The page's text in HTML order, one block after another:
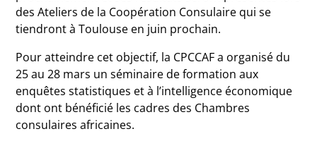
des Ateliers de la Coopération Consulaire qui se
tiendront à Toulouse en juin prochain.
Pour atteindre cet objectif, la CPCCAF a organisé du
25 au 28 mars un séminaire de formation aux
enquêtes statistiques et à l’intelligence économique
dont ont bénéficié les cadres des Chambres
consulaires africaines.